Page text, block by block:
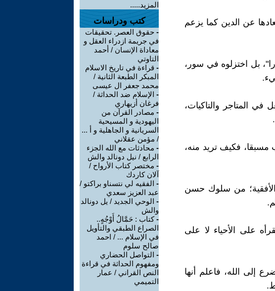
عن الدين كما يزعم
بل اختزلوه في سور،
في المتاجر والتاكيات،
فكيف تريد منه،
من سلوك حسن
على الأحياء لا على
إلى الله، فاعلم أنها
المزيد.....
كتب ودراسات
- حقوق العصر. تحقيقات
في جريمة ازدراء العقل و
معاداة الإنسان / أحمد
التاوتي
- قراءة في تاريخ الاسلام
المبكر الطبعة الثانية /
محمد جعفر ال عيسى
- الإسلام ضد الحداثة /
فرغان أزيهاري
- مصادر القرآن من
اليهودية و المسيحية
السريانية و الجاهلية و أ ...
/ مؤمن عقلاني
- محادثات مع الله الجزء
الرابع / نيل دونالد والش
- مختصر كتاب الأرواح /
آلان كاردك
- الفقيه لي نتسناو براكتو /
عبد العزيز سعدي
- الوحي الجديد / يل دونالد
والش
-كتاب : حَمَّالُ أَوْجُهٍ..
الصراع الطبقي والتأويل
في الإسلام ... / احمد
صالح سلوم
- التواصل الحضاري
ومفهوم الحداثة في قراءة
النص القراني / عمار
التميمي